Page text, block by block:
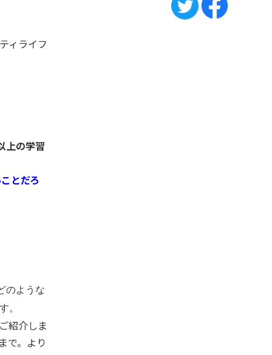
ィライフ
上の学習
とだろ
のような
。
紹介しま
で。より